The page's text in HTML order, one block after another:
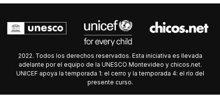
2022. Todos los derechos reservados. Esta iniciativa es llevada
adelante por el equipo de la UNESCO Montevideo y chicos.net.
UNICEF apoya la temporada 1: el cerro y la temporada 4: el río del
presente curso.